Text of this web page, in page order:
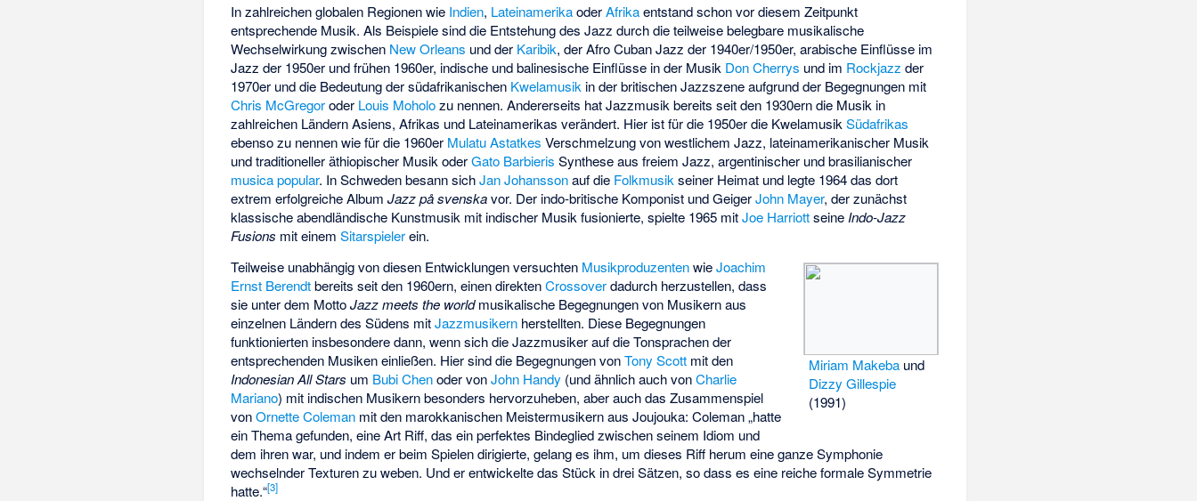
In zahlreichen globalen Regionen wie Indien, LateinamerikaoderAfrikaentstand schon vor diesem Zeitpunkt
entsprechende Musik. Als Beispiele sind die Entstehung des Jazz durch die teilweise belegbare musikalische
Wechselwirkung zwischen New Orleans und der Karibik, derAfro Cuban Jazz der 1940er/1950er, arabische Einflüsse im
Jazz der 1950er und frühen 1960er, indische und balinesische Einflüsse in der Musik Don Cherrys und im Rockjazz der
1970er und die Bedeutung der südafrikanischen Kwelamusik in der britischen Jazzszene aufgrund der Begegnungen mit
Chris McGregoroder Louis Moholozu nennen. Andererseits hat Jazzmusik bereits seit den 1930ern die Musik in
zahlreichen Ländern Asiens, Afrikas und Lateinamerikas verändert. Hier ist für die 1950er die KwelamusikSüdafrikas
ebenso zu nennen wie für die 1960er Mulatu Astatkes Verschmelzung von westlichem Jazz, lateinamerikanischer Musik
und traditioneller äthiopischer Musik oderGato Barbieris Synthese aus freiem Jazz, argentinischer und brasilianischer
musica popular. In Schweden besann sichJan Johanssonauf die Folkmusik seiner Heimat und legte 1964 das dort
extrem erfolgreiche AlbumJazz på svenskavor. Der indo-britische Komponist und GeigerJohn Mayer, der zunächst
klassische abendländische Kunstmusik mit indischer Musik fusionierte, spielte 1965 mitJoe Harriottseine Indo-Jazz
Fusions mit einemSitarspielerein.
Miriam Makeba und
Dizzy Gillespie
(1991)
Teilweise unabhängig von diesen Entwicklungen versuchten MusikproduzentenwieJoachim
Ernst Berendtbereits seit den 1960ern, einen direktenCrossoverdadurch herzustellen, dass
sie unter dem MottoJazz meets the worldmusikalische Begegnungen von Musikern aus
einzelnen Ländern des Südens mitJazzmusikern herstellten. Diese Begegnungen
funktionierten insbesondere dann, wenn sich die Jazzmusiker auf die Tonsprachen der
entsprechenden Musiken einließen. Hier sind die Begegnungen vonTony Scott mit den
Indonesian All Stars um Bubi Chenoder vonJohn Handy (und ähnlich auch vonCharlie
Mariano) mit indischen Musikern besonders hervorzuheben, aber auch das Zusammenspiel
vonOrnette Coleman mit den marokkanischen Meistermusikern ausJoujouka: Coleman „hatte
ein Thema gefunden, eine Art Riff, das ein perfektes Bindeglied zwischen seinem Idiom und
dem ihren war, und indem er beim Spielen dirigierte, gelang es ihm, um dieses Riff herum eine ganze Symphonie
wechselnder Texturen zu weben. Und er entwickelte das Stück in drei Sätzen, so dass es eine reiche formale Symmetrie
hatte.“[3]